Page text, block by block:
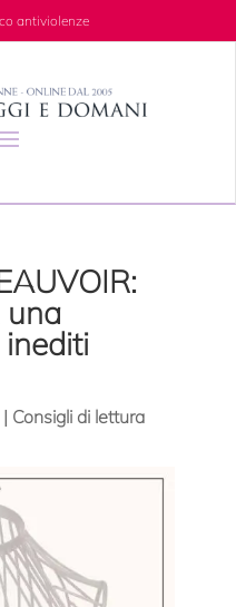
antiviolenze
una
Consigli di lettura